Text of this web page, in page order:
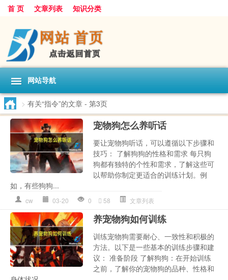
首 页 文章列表 知识分类
网站导航
> 有关“指令”的文章 - 第3页
宠物狗怎么养听话
要让宠物狗听话，可以遵循以下步骤和
技巧： 了解狗狗的性格和需求 每只狗
狗都有独特的个性和需求，了解这些可
以帮助你制定更适合的训练计划。例
如，有些狗狗...
cw 03-20 0 58 文章列表
养宠物狗如何训练
训练宠物狗需要耐心、一致性和积极的
方法。以下是一些基本的训练步骤和建
议： 准备阶段 了解狗狗：在开始训练
之前，了解你的宠物狗的品种、性格和